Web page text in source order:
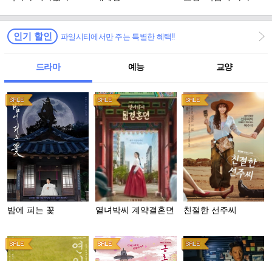
인기 할인 파일시티에서만 주는 특별한 혜택!!
드라마 예능 교양
밤에 피는 꽃 열녀박씨 계약결혼뎐 친절한 선주씨